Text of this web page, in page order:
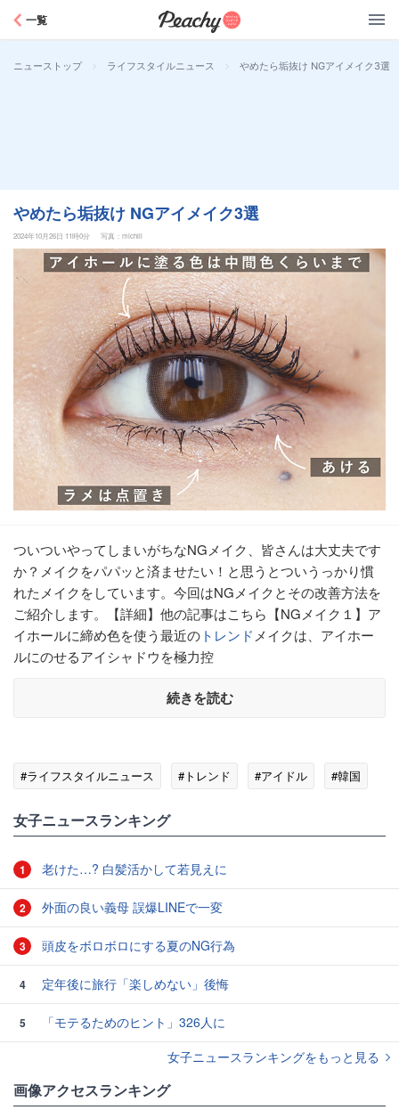
一覧
ニューストップ > ライフスタイルニュース > やめたら垢抜け NGアイメイク3選
やめたら垢抜け NGアイメイク3選
2024年10月26日 11時0分 写真：michill
ついついやってしまいがちなNGメイク、皆さんは大丈夫です
か？メイクをパパッと済ませたい！と思うとついうっかり慣
れたメイクをしています。今回はNGメイクとその改善方法を
ご紹介します。【詳細】他の記事はこちら【NGメイク１】ア
イホールに締め色を使う最近の トレンド メイクは、アイホー
ルにのせるアイシャドウを極力控
続きを読む
#ライフスタイルニュース #トレンド #アイドル #韓国
女子ニュースランキング
1 老けた…? 白髪活かして若見えに
2 外面の良い義母 誤爆LINEで一変
3 頭皮をボロボロにする夏のNG行為
4 定年後に旅行「楽しめない」後悔
5
「モテるためのヒント」326人に
女子ニュースランキングをもっと見る
画像アクセスランキング